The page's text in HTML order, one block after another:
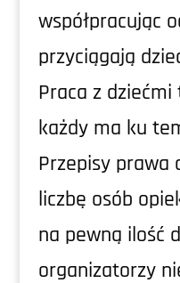
współpracując
przyciągają
Praca z
każdy ma ku
Przepisy prawa
liczbę osób
na pewną ilość
organizatorzy